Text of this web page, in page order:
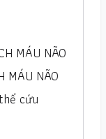
MÁU NÃO
MÁU NÃO
cứu